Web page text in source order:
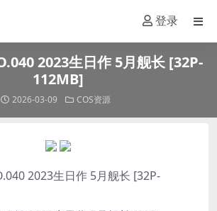
登录
2023生日作 5月舰长 [32P-
112MB]
2026-03-09 COS资源